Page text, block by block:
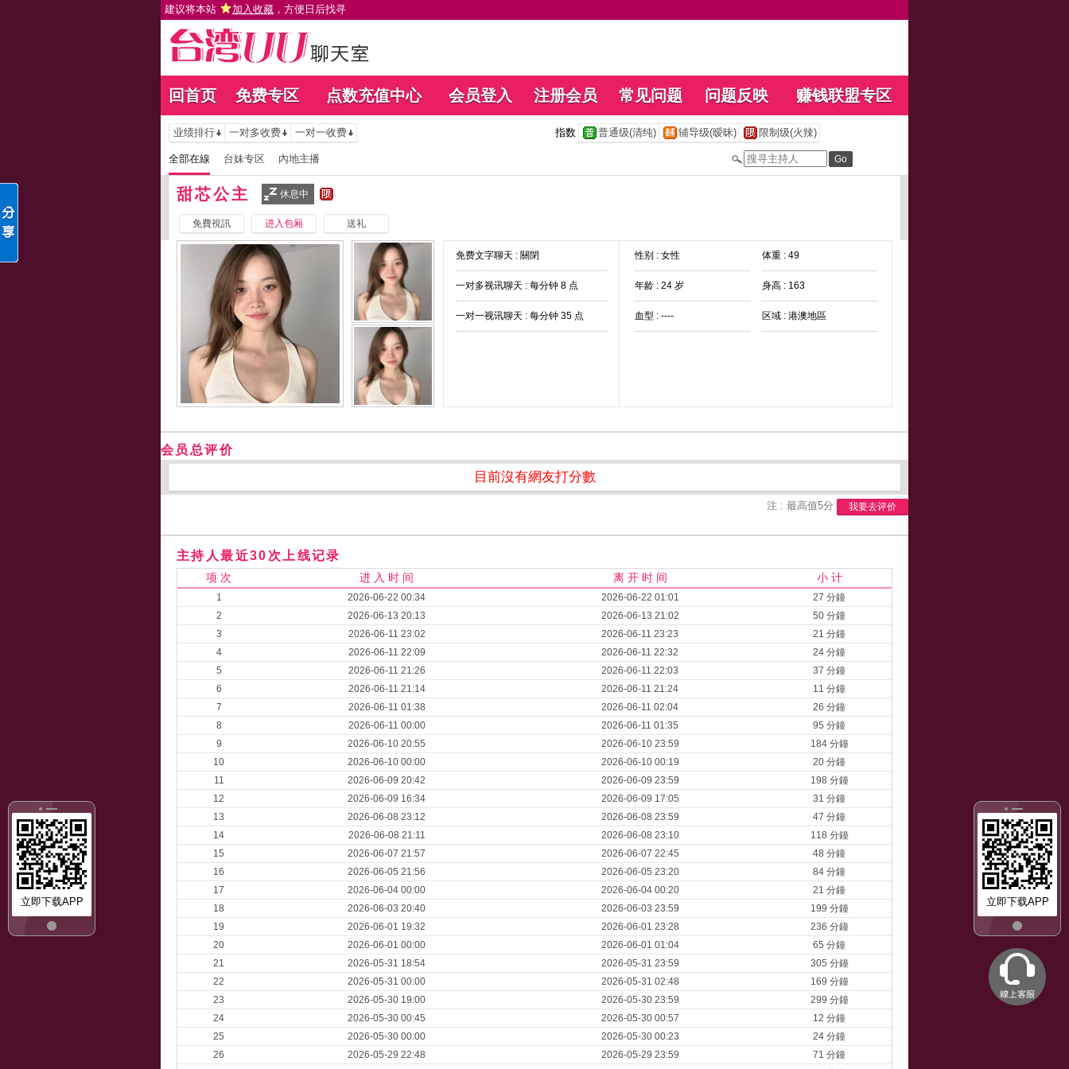
建议将本站 加入收藏 ，方便日后找寻
回首页 免费专区 点数充值中心 会员登入 注册会员 常见问题 问题反映 赚钱联盟专区
立即下载APP
立即下载APP
业绩排行 一对多收费 一对一收费 指数 普通级(清纯) 辅导级(暧昧) 限制级(火辣)
全部在線 台妹专区 內地主播
甜芯公主 休息中
免費視訊 进入包厢 送礼
免费文字聊天 : 關閉
一对多视讯聊天 : 每分钟 8 点
一对一视讯聊天 : 每分钟 35 点
性别 : 女性 体重 : 49
年龄 : 24 岁 身高 : 163
血型 : ---- 区域 : 港澳地區
会员总评价
目前沒有網友打分數
注 : 最高值5分 我要去评价
主持人最近30次上线记录
项 次 进 入 时 间 离 开 时 间 小 计
1 2026-06-22 00:34 2026-06-22 01:01
27 分鐘
2
2026-06-13 20:13 2026-06-13 21:02
50 分鐘
3
2026-06-11 23:02 2026-06-11 23:23
21 分鐘
4
2026-06-11 22:09 2026-06-11 22:32
24 分鐘
5
2026-06-11 21:26 2026-06-11 22:03
37 分鐘
6
2026-06-11 21:14 2026-06-11 21:24
11 分鐘
7
2026-06-11 01:38 2026-06-11 02:04
26 分鐘
8
2026-06-11 00:00 2026-06-11 01:35
95 分鐘
9
2026-06-10 20:55 2026-06-10 23:59
184 分鐘
10
2026-06-10 00:00 2026-06-10 00:19
20 分鐘
11
2026-06-09 20:42 2026-06-09 23:59
198 分鐘
12
2026-06-09 16:34 2026-06-09 17:05
31 分鐘
13
2026-06-08 23:12 2026-06-08 23:59
47 分鐘
14
2026-06-08 21:11 2026-06-08 23:10
118 分鐘
15
2026-06-07 21:57 2026-06-07 22:45
48 分鐘
16
2026-06-05 21:56 2026-06-05 23:20
84 分鐘
17
2026-06-04 00:00 2026-06-04 00:20
21 分鐘
18
2026-06-03 20:40 2026-06-03 23:59
199 分鐘
19
2026-06-01 19:32 2026-06-01 23:28
236 分鐘
20
2026-06-01 00:00 2026-06-01 01:04
65 分鐘
21
2026-05-31 18:54 2026-05-31 23:59
305 分鐘
22
2026-05-31 00:00 2026-05-31 02:48
169 分鐘
23
2026-05-30 19:00 2026-05-30 23:59
299 分鐘
24
2026-05-30 00:45 2026-05-30 00:57
12 分鐘
25
2026-05-30 00:00 2026-05-30 00:23
24 分鐘
26
2026-05-29 22:48 2026-05-29 23:59
71 分鐘